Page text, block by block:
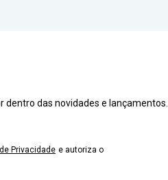
dentro das novidades e lançamentos.
Privacidade e autoriza o